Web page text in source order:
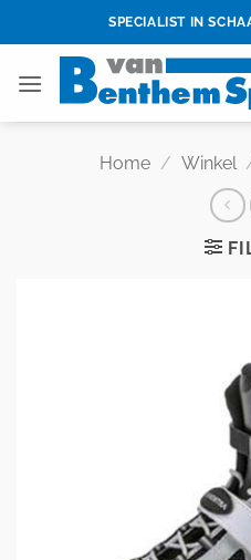
to
SPECIALIST IN
Home / Winkel